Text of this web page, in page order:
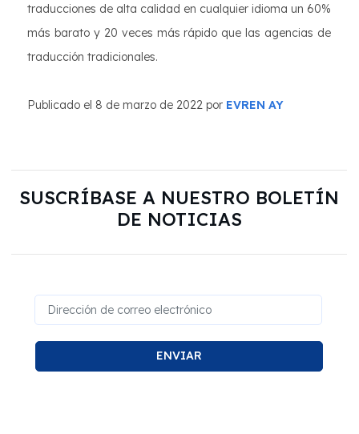
traducciones de alta calidad en cualquier idioma un 60%
más barato y 20 veces más rápido que las agencias de
traducción tradicionales.
Publicado el 8 de marzo de 2022 por EVREN AY
SUSCRÍBASE A NUESTRO BOLETÍN
DE NOTICIAS
ENVIAR